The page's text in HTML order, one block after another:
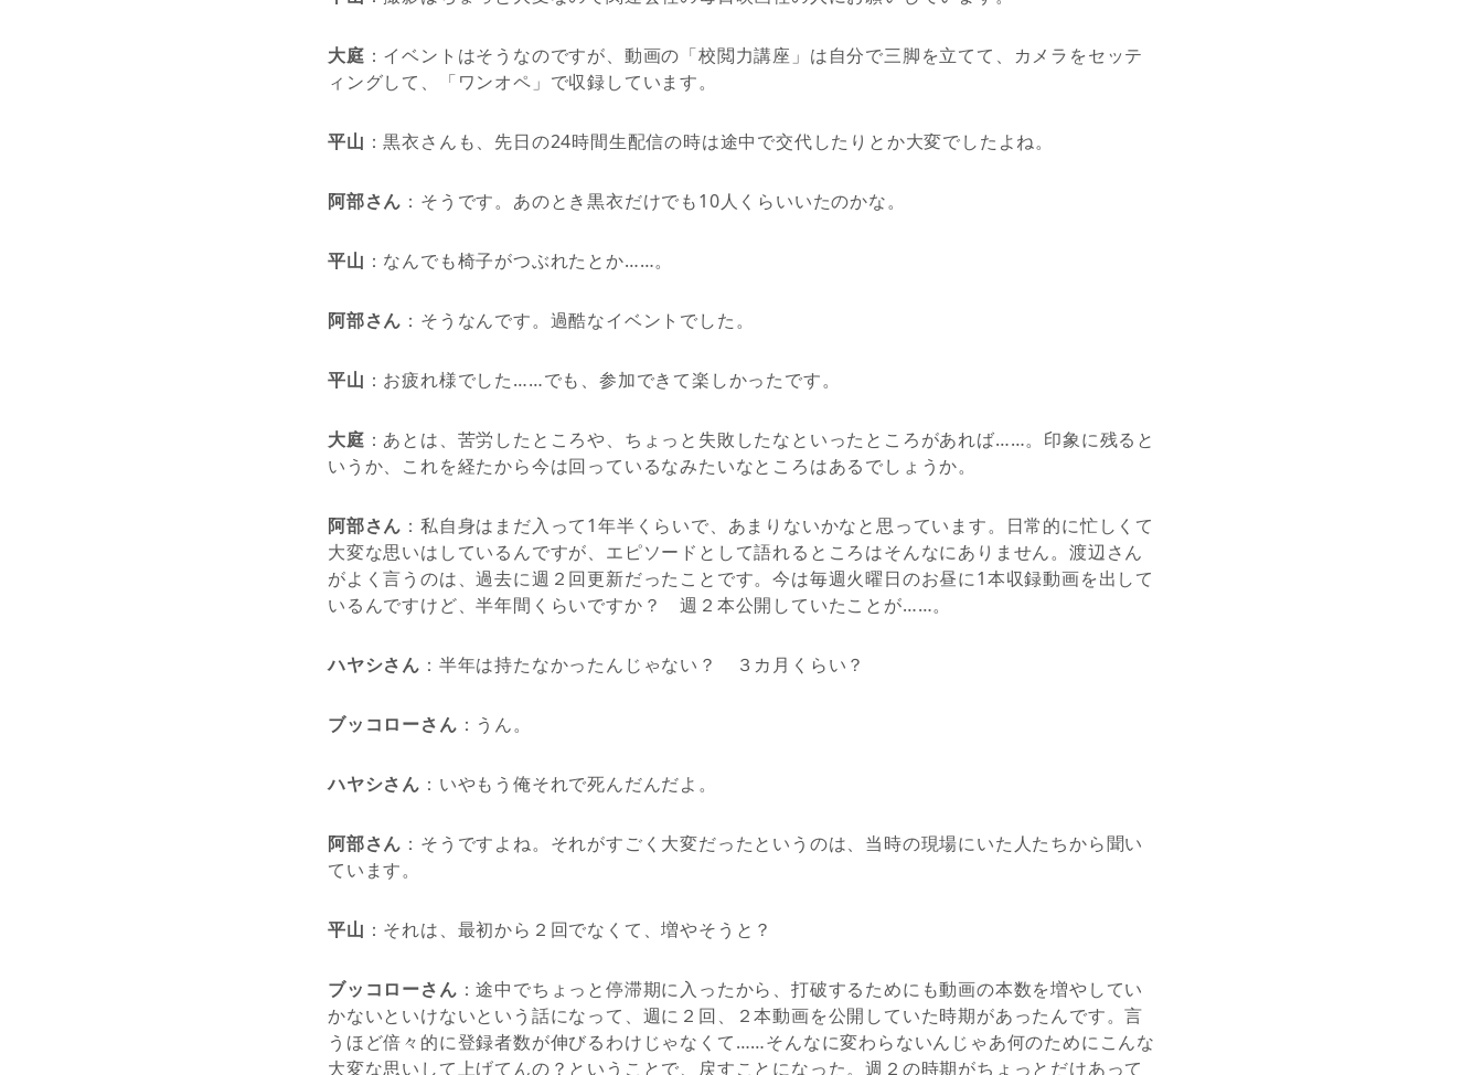
大庭 ：イベントはそうなのですが、動画の「校閲力講座」は自分で三脚を立てて、カメラをセッテ
ィングして、「ワンオペ」で収録しています。
平山 ：黒衣さんも、先日の24時間生配信の時は途中で交代したりとか大変でしたよね。
阿部さん ：そうです。あのとき黒衣だけでも10人くらいいたのかな。
平山 ：なんでも椅子がつぶれたとか……。
阿部さん ：そうなんです。過酷なイベントでした。
平山 ：お疲れ様でした……でも、参加できて楽しかったです。
大庭 ：あとは、苦労したところや、ちょっと失敗したなといったところがあれば……。印象に残ると
いうか、これを経たから今は回っているなみたいなところはあるでしょうか。
阿部さん ：私自身はまだ入って1年半くらいで、あまりないかなと思っています。日常的に忙しくて
大変な思いはしているんですが、エピソードとして語れるところはそんなにありません。渡辺さん
がよく言うのは、過去に週２回更新だったことです。今は毎週火曜日のお昼に1本収録動画を出して
いるんですけど、半年間くらいですか？ 週２本公開していたことが……。
ハヤシさん ：半年は持たなかったんじゃない？ ３カ月くらい？
ブッコローさん ：うん。
ハヤシさん ：いやもう俺それで死んだんだよ。
阿部さん ：そうですよね。それがすごく大変だったというのは、当時の現場にいた人たちから聞い
ています。
平山 ：それは、最初から２回でなくて、増やそうと？
ブッコローさん ：途中でちょっと停滞期に入ったから、打破するためにも動画の本数を増やしてい
かないといけないという話になって、週に２回、２本動画を公開していた時期があったんです。言
うほど倍々的に登録者数が伸びるわけじゃなくて……そんなに変わらないんじゃあ何のためにこんな
大変な思いして上げてんの？ということで、戻すことになった。週２の時期がちょっとだけあって